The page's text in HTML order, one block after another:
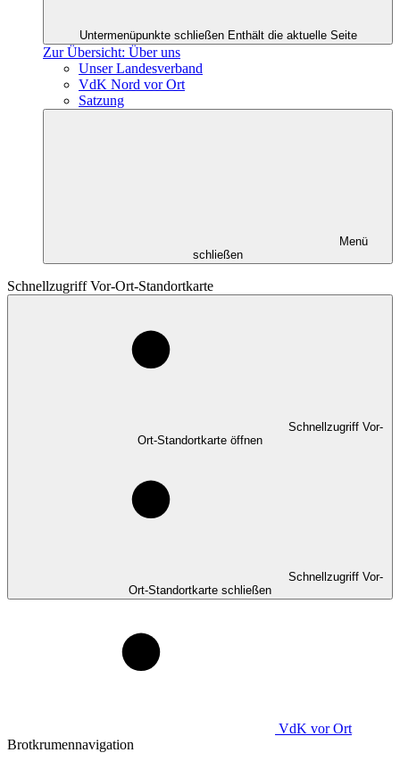
Untermenüpunkte schließen Enthält die aktuelle Seite
Zur Übersicht: Über uns
Unser Landesverband
VdK Nord vor Ort
Satzung
Menü
schließen
Schnellzugriff Vor-Ort-Standortkarte
Schnellzugriff Vor-
Ort-Standortkarte öffnen
Schnellzugriff Vor-
Ort-Standortkarte schließen
VdK vor Ort
Brotkrumennavigation